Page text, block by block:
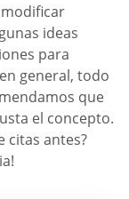
ideas
para
general, todo
que
el concepto.
citas antes?